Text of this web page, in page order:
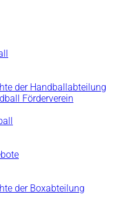
der Handballabteilung
Förderverein
der Boxabteilung